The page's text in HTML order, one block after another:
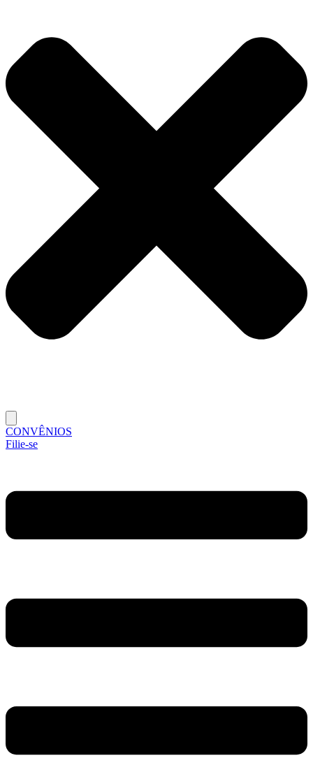
CONVÊNIOS
Filie-se